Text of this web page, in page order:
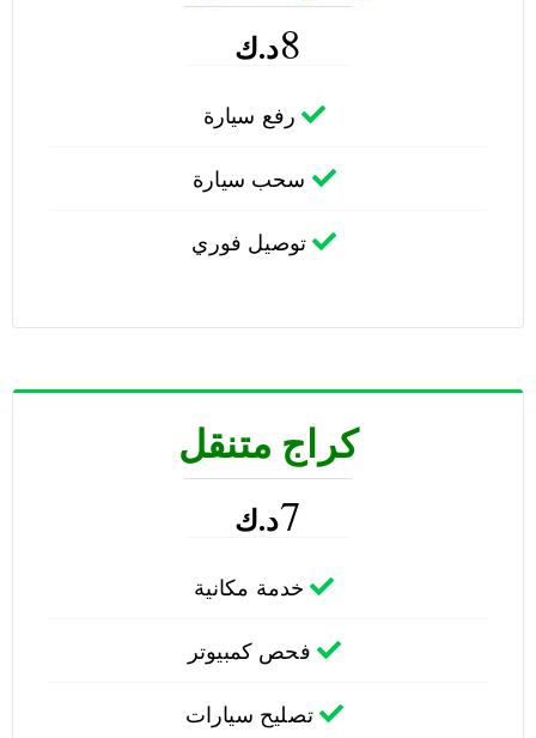
8د.ك
رفع سيارة
سحب سيارة
توصيل فوري
كراج متنقل
7د.ك
خدمة مكانية
فحص كمبيوتر
تصليح سيارات